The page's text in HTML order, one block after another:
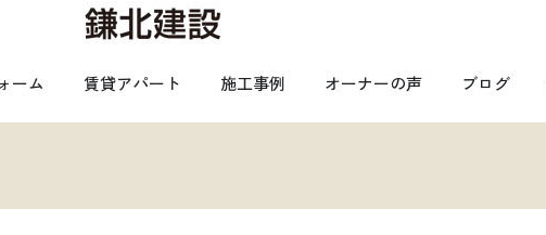
ーム 賃貸アパート 施工事例 オーナーの声 ブログ